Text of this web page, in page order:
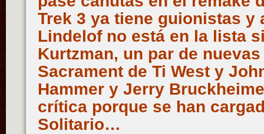
Trek 3 ya tiene guionistas y
Lindelof no está en la lista
Kurtzman, un par de
Sacrament de Ti West y
Hammer y Jerry
crítica porque se han
Solitario…